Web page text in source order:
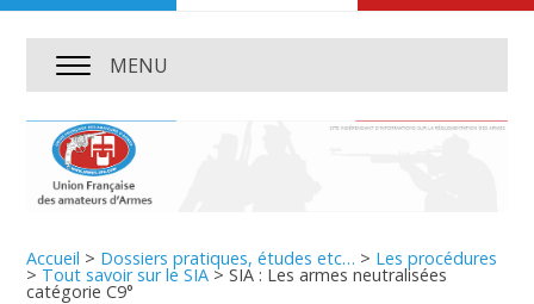
MENU
Accueil > Dossiers pratiques, études etc… > Les procédures
> Tout savoir sur le SIA >SIA : Les armes neutralisées
catégorie C9°